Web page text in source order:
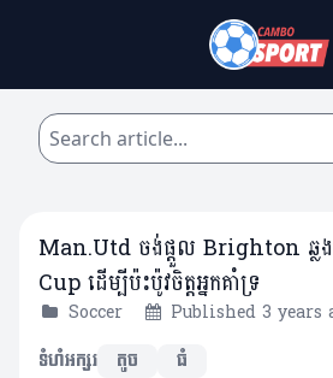
Man.Utd ចង់ផ្តួល Brighton ឆ្លងទ
Cup ដើម្បីប៉ះប៉ូវចិត្តអ្នកគាំទ្រ
Soccer Published 3 years
ទំហំអក្សរ
តូច ធំ